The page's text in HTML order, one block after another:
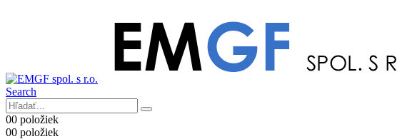
Search
00 položiek
00 položiek